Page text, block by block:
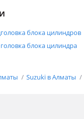
головка блока цилиндров
головка блока цилиндра
Suzuki в Алматы